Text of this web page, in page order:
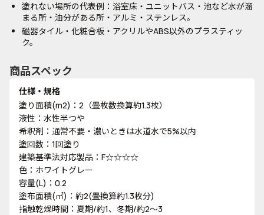
塗れない場所の代表例：浴室床・ユニットバス・池など水が溜
まる所・油分がある所・アルミ・ステンレス。
磁器タイル・化粧合板・アクリルやABS以外のプラスティッ
ク。
商品スペック
仕様・規格
塗り面積(m2)：2（畳枚数換算約1.3枚）
液性：水性半つや
希釈剤：通常不要・濃いときは水道水で5%以内
塗回数：1回塗り
建築基準法対応製品：F☆☆☆☆
色：ホワイトグレー
容量(L)：0.2
塗布面積(㎡)：約2(畳換算約1.3枚分)
指触乾燥時間：夏期/約1、冬期/約2～3